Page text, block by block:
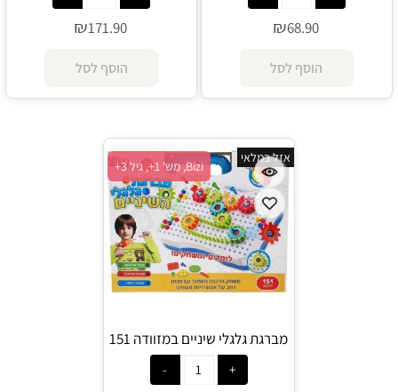
₪68.90
הוסף לסל
₪171.90
הוסף לסל
Bizi, מש' 1+, גיל 3+
אזל במלאי
מברגת גלגלי שיניים במזוודה 151
חלקים - Bizi